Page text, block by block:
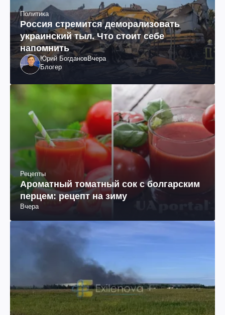
Политика
Россия стремится деморализовать
украинский тыл. Что стоит себе
напомнить
Юрий БогдановВчера
Блогер
Рецепты
Ароматный томатный сок с болгарским
перцем: рецепт на зиму
Вчера